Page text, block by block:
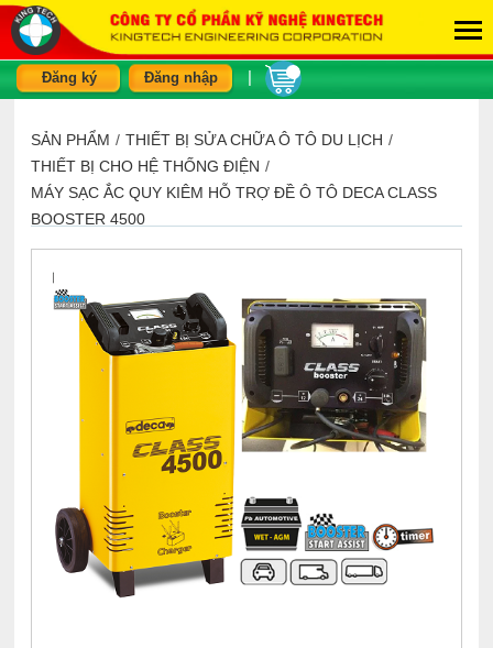
Đăng ký Đăng nhập
SẢN PHẨM / THIẾT BỊ SỬA CHỮA Ô TÔ DU LỊCH /
THIẾT BỊ CHO HỆ THỐNG ĐIỆN /
MÁY SẠC ẮC QUY KIÊM HỖ TRỢ ĐỀ Ô TÔ DECA CLASS
BOOSTER 4500